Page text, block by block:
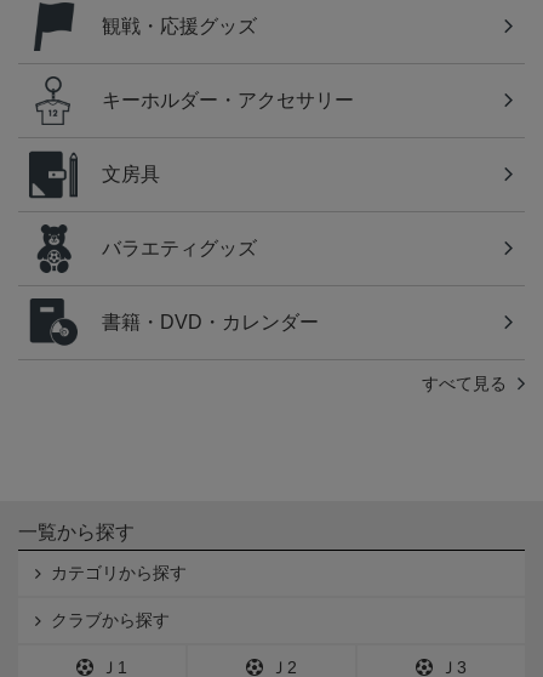
観戦・応援グッズ
キーホルダー・アクセサリー
文房具
バラエティグッズ
書籍・DVD・カレンダー
すべて見る
一覧から探す
カテゴリから探す
クラブから探す
Ｊ1 Ｊ2 Ｊ3